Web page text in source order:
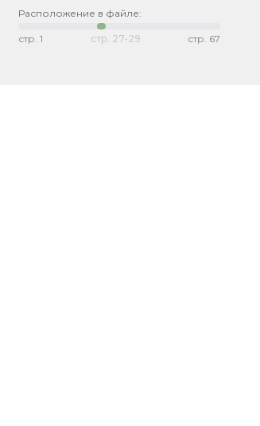
Расположение в файле:
стр. 1 стр. 27-29 стр. 67